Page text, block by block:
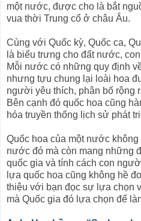
một nước, được cho là bắt
vua thời Trung cổ ở châu Âu.
Cùng với Quốc kỳ, Quốc ca,
là biểu trưng cho đất nước,
Mỗi nước có những quy định
nhưng tựu chung lại loài hoa
người yêu thích, phân bố rộng
Bên cạnh đó quốc hoa cũng
hóa truyền thống lịch sử phát
Quốc hoa của một nước
nước đó mà còn mang những
quốc gia và tính cách con
lựa quốc hoa cũng không hề
thiệu với bạn đọc sự lựa chọn
mà Quốc gia đó lựa chọn để